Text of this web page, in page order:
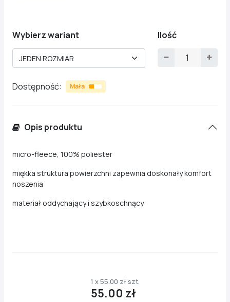
Wybierz wariant
JEDEN ROZMIAR
Ilość
Dostępność: Mała
Opis produktu
micro-fleece, 100% poliester
miękka struktura powierzchni zapewnia doskonały komfort
noszenia
materiał oddychający i szybkoschnący
1 x 55.00 zł szt.
55.00 zł